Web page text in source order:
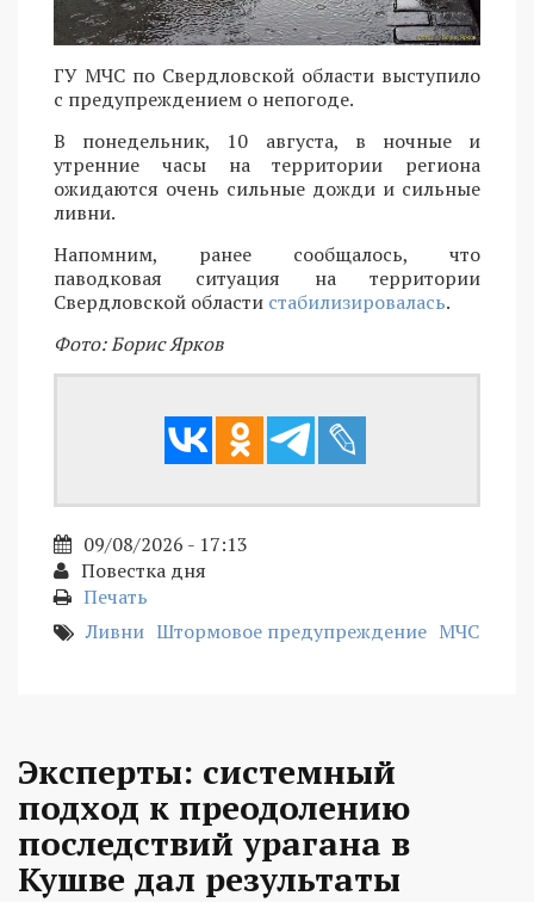
ГУ МЧС по Свердловской области выступило
с предупреждением о непогоде.
В понедельник, 10 августа, в ночные и
утренние часы на территории региона
ожидаются очень сильные дожди и сильные
ливни.
Напомним, ранее сообщалось, что
паводковая ситуация на территории
Свердловской области стабилизировалась.
Фото: Борис Ярков
09/08/2026 - 17:13
Повестка дня
Печать
Ливни Штормовое предупреждение МЧС
Эксперты: системный
подход к преодолению
последствий урагана в
Кушве дал результаты